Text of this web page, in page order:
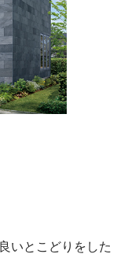
いとこどりをした